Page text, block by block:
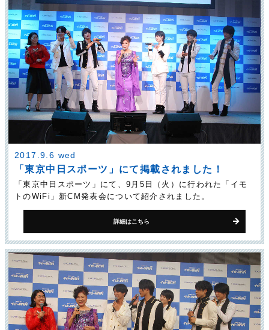
2017.9.6 wed
「東京中日スポーツ」にて掲載されました！
「東京中日スポーツ」にて、9月5日（火）に行われた「イモ
トのWiFi」新CM発表会について紹介されました。
詳細はこちら